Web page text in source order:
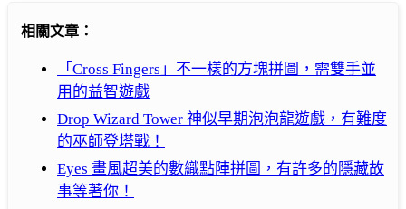
相關文章：
「Cross Fingers」不一樣的方塊拼圖，需雙手並
用的益智遊戲
Drop Wizard Tower 神似早期泡泡龍遊戲，有難度
的巫師登塔戰！
Eyes 畫風超美的數織點陣拼圖，有許多的隱藏故
事等著你！